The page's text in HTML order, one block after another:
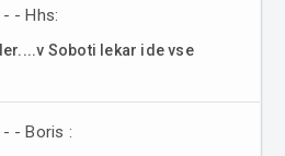
- Hhs:
Soboti lekar ide vse
- - Boris :